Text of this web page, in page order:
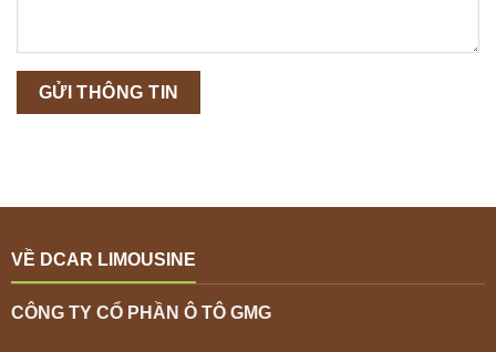
VỀ DCAR LIMOUSINE
CÔNG TY CỔ PHẦN Ô TÔ GMG